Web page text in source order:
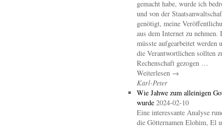
gemacht habe, wurde ich
und von der
genötigt, meine
aus dem Internet zu nehmen.
müsste aufgearbeitet werden
die Verantwortlichen sollten
Rechenschaft gezogen …
Weiterlesen →
Karl-Peter
Wie Jahwe zum alleinigen
wurde 2024-02-10
Eine interessante Analyse
die Götternamen Elohim, El